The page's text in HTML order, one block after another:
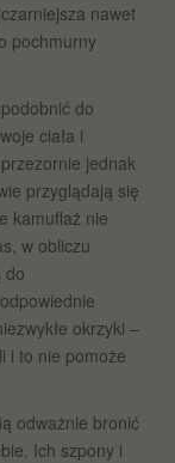
nawet
pochmurny
do
ciała i
jednak
przyglądają się
kamuflaż nie
w obliczu
do
okrzyki –
i to nie pomoże
odważnie bronić
Ich szpony i